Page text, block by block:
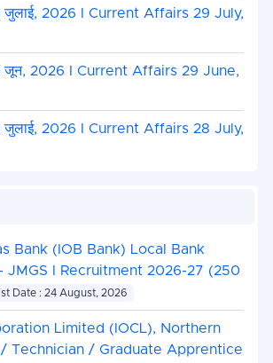
जुलाई, 2026 I Current Affairs 29 July,
जून, 2026 I Current Affairs 29 June,
जुलाई, 2026 I Current Affairs 28 July,
Bank (IOB Bank) Local Bank
JMGS I Recruitment 2026-27 (250
Date : 24 August, 2026
Limited (IOCL), Northern
/ Technician / Graduate Apprentice